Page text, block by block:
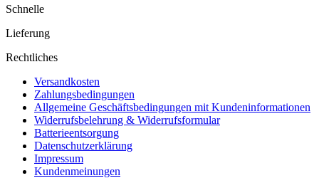
Schnelle
Lieferung
Rechtliches
Versandkosten
Zahlungsbedingungen
Allgemeine Geschäftsbedingungen mit Kundeninformationen
Widerrufsbelehrung & Widerrufsformular
Batterieentsorgung
Datenschutzerklärung
Impressum
Kundenmeinungen